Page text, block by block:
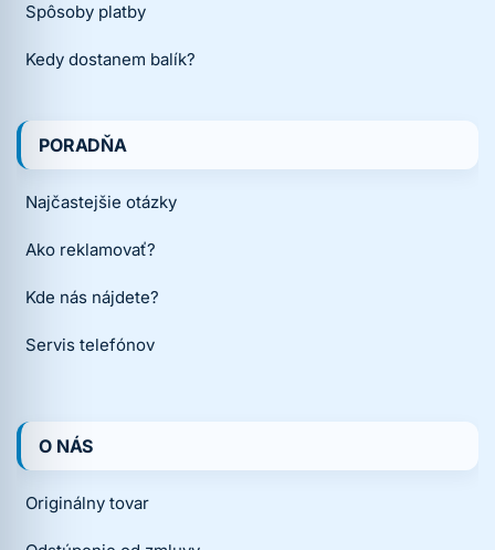
Spôsoby platby
Kedy dostanem balík?
PORADŇA
Najčastejšie otázky
Ako reklamovať?
Kde nás nájdete?
Servis telefónov
O NÁS
Originálny tovar